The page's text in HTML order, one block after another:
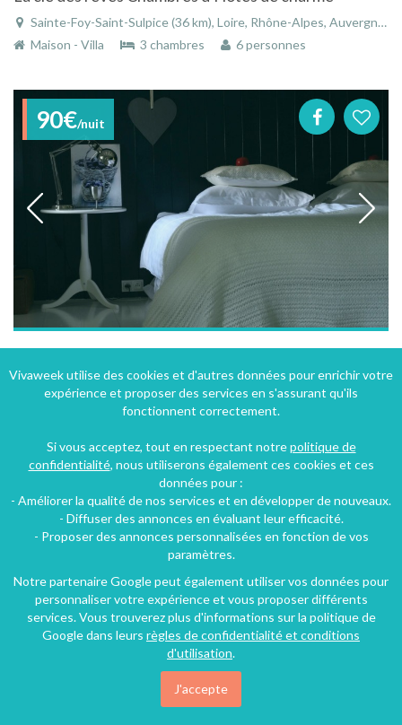
Sainte-Foy-Saint-Sulpice (36 km), Loire, Rhône-Alpes, Auvergne-Rhône-Alpes, France
Maison - Villa
3 chambres 6 personnes
90€/nuit
La Paresse en Douce - chambres et table d'hote - slow down, stay a while...
Tours-sur-Meymont (37 km), Puy-de-Dôme, Auvergne, Auvergne-Rhône-Alpes, France
75€/nuit
Vivaweek utilise des cookies et d'autres données pour enrichir votre
expérience et proposer des services en s'assurant qu'ils
fonctionnent correctement.
Si vous acceptez, tout en respectant notrepolitique de
confidentialité, nous utiliserons également ces cookies et ces
données pour :
- Améliorer la qualité de nos services et en développer de nouveaux.
- Diffuser des annonces en évaluant leur efficacité.
- Proposer des annonces personnalisées en fonction de vos
paramètres.
Notre partenaire Google peut également utiliser vos données pour
personnaliser votre expérience et vous proposer différents
services. Vous trouverez plus d'informations sur la politique de
Google dans leurs règles de confidentialité et conditions
d'utilisation.
J'accepte